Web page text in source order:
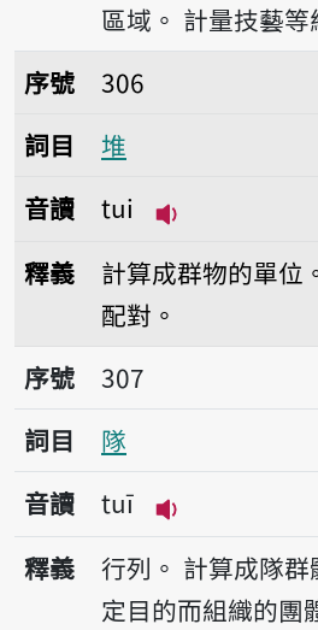
區域。 計量技藝等
序號306堆
序號
306
詞目
堆
音讀
tui
釋義 計算成群物的單位
配對。
序號307隊
序號
307
詞目
隊
音讀
tuī
播放音讀tuī
釋義 行列。 計算成隊群
定目的而組織的團